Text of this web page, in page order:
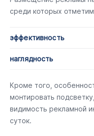
среди которых
эффективность
наглядность
Кроме того,
монтировать
видимость рекламной
суток.